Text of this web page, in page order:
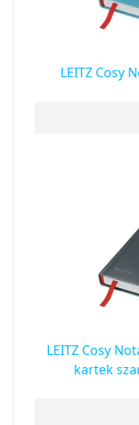
LEITZ Cosy
LEITZ Cosy
kartek